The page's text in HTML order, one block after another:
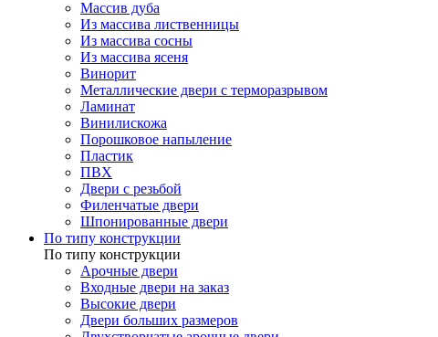
Массив дуба
Из массива лиственницы
Из массива сосны
Из массива ясеня
Винорит
Металлические двери с терморазрывом
Ламинат
Винилискожа
Порошковое напыление
Пластик
ПВХ
Двери с резьбой
Филенчатые двери
Шпонированные двери
По типу конструкции
По типу конструкции
Арочные двери
Входные двери на заказ
Высокие двери
Двери больших размеров